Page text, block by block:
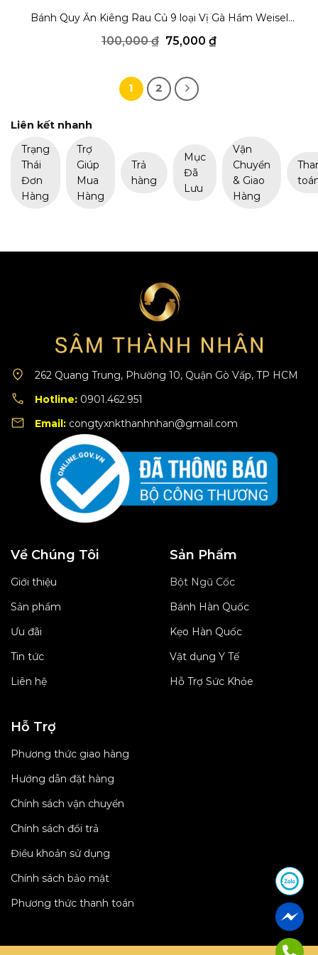
Bánh Quy Ăn Kiêng Rau Củ 9 loại Vị Gà Hầm Weisel
100,000₫
Giá
gốc
75,000 ₫Giá
hiện
1 2
Liên kết nhanh
Trạng
Thái
Đơn
Hàng
Trợ
Giúp
Mua
Hàng
Trả
hàng
Mục
Đã
Lưu
Vận
Chuyển
& Giao
Hàng
262 Quang Trung, Phường 10, Quận Gò Vấp, TP HCM
Hotline: 0901.462.951
Email: congtyxnkthanhnhan@gmail.com
Về Chúng Tôi
Giới thiệu
Sản phẩm
Ưu đãi
Tin tức
Liên hệ
Sản Phẩm
Bột Ngũ Cốc
Bánh Hàn Quốc
Kẹo Hàn Quốc
Vật dụng Y Tế
Hỗ Trợ Sức Khỏe
Hỗ Trợ
Phương thức giao hàng
Hướng dẫn đặt hàng
Chính sách vận chuyển
Chính sách đổi trả
Điều khoản sử dụng
Chính sách bảo mật
Phương thức thanh toán